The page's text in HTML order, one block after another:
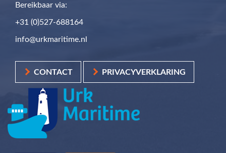
Bereikbaar via:
+31 (0)527-688164
info@urkmaritime.nl
CONTACT PRIVACYVERKLARING